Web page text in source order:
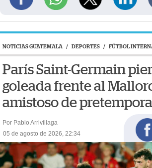
NOTICIAS GUATEMALA / DEPORTES / FÚTBOL
París Saint-Germain
goleada frente al
amistoso de
Por Pablo Arrivillaga
05 de agosto de 2026, 22:34